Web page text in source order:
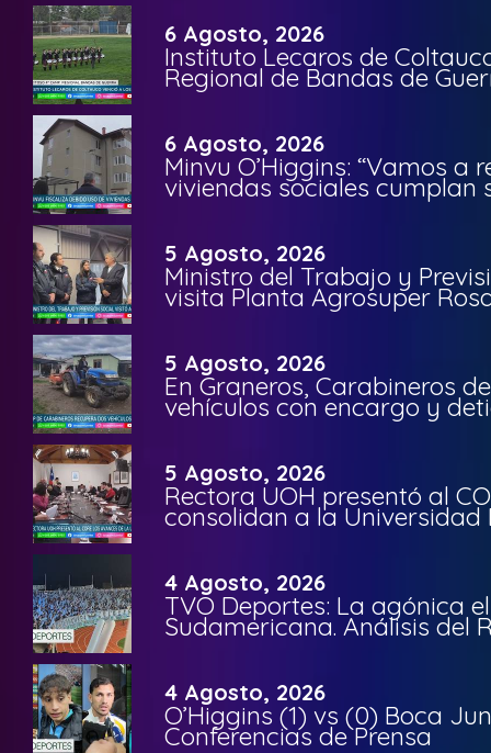
6 Agosto, 2026
Instituto Lecaros de
Regional de Bandas de
6 Agosto, 2026
Minvu O’Higgins: “Vamos a
viviendas sociales cumplan
5 Agosto, 2026
Ministro del Trabajo y
visita Planta Agrosuper
5 Agosto, 2026
En Graneros, Carabineros
vehículos con encargo y
5 Agosto, 2026
Rectora UOH presentó al
consolidan a la Universidad
4 Agosto, 2026
TVO Deportes: La agónica
Sudamericana. Análisis del
4 Agosto, 2026
O’Higgins (1) vs (0) Boca
Conferencias de Prensa